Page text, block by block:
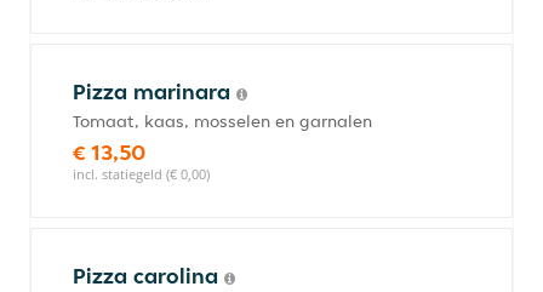
Pizza marinara
Tomaat, kaas, mosselen en garnalen
€ 13,50
incl. statiegeld (€ 0,00)
Pizza carolina